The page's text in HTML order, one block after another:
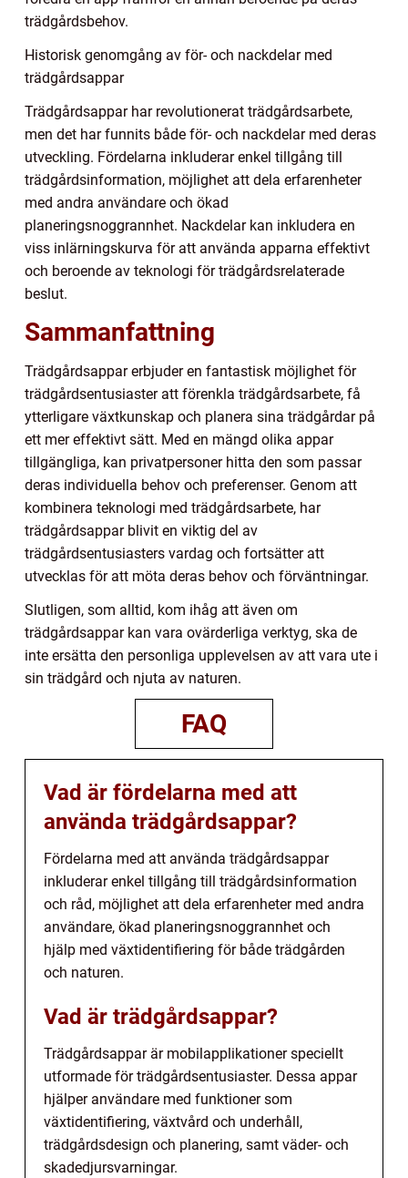
trädgårdsbehov.
Historisk genomgång av för- och nackdelar med
trädgårdsappar
Trädgårdsappar har revolutionerat trädgårdsarbete,
men det har funnits både för- och nackdelar med deras
utveckling. Fördelarna inkluderar enkel tillgång till
trädgårdsinformation, möjlighet att dela erfarenheter
med andra användare och ökad
planeringsnoggrannhet. Nackdelar kan inkludera en
viss inlärningskurva för att använda apparna effektivt
och beroende av teknologi för trädgårdsrelaterade
beslut.
Sammanfattning
Trädgårdsappar erbjuder en fantastisk möjlighet för
trädgårdsentusiaster att förenkla trädgårdsarbete, få
ytterligare växtkunskap och planera sina trädgårdar på
ett mer effektivt sätt. Med en mängd olika appar
tillgängliga, kan privatpersoner hitta den som passar
deras individuella behov och preferenser. Genom att
kombinera teknologi med trädgårdsarbete, har
trädgårdsappar blivit en viktig del av
trädgårdsentusiasters vardag och fortsätter att
utvecklas för att möta deras behov och förväntningar.
Slutligen, som alltid, kom ihåg att även om
trädgårdsappar kan vara ovärderliga verktyg, ska de
inte ersätta den personliga upplevelsen av att vara ute i
sin trädgård och njuta av naturen.
FAQ
Vad är fördelarna med att
använda trädgårdsappar?
Fördelarna med att använda trädgårdsappar
inkluderar enkel tillgång till trädgårdsinformation
och råd, möjlighet att dela erfarenheter med andra
användare, ökad planeringsnoggrannhet och
hjälp med växtidentifiering för både trädgården
och naturen.
Vad är trädgårdsappar?
Trädgårdsappar är mobilapplikationer speciellt
utformade för trädgårdsentusiaster. Dessa appar
hjälper användare med funktioner som
växtidentifiering, växtvård och underhåll,
trädgårdsdesign och planering, samt väder- och
skadedjursvarningar.